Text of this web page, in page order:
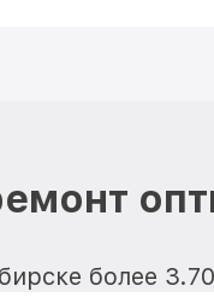
более